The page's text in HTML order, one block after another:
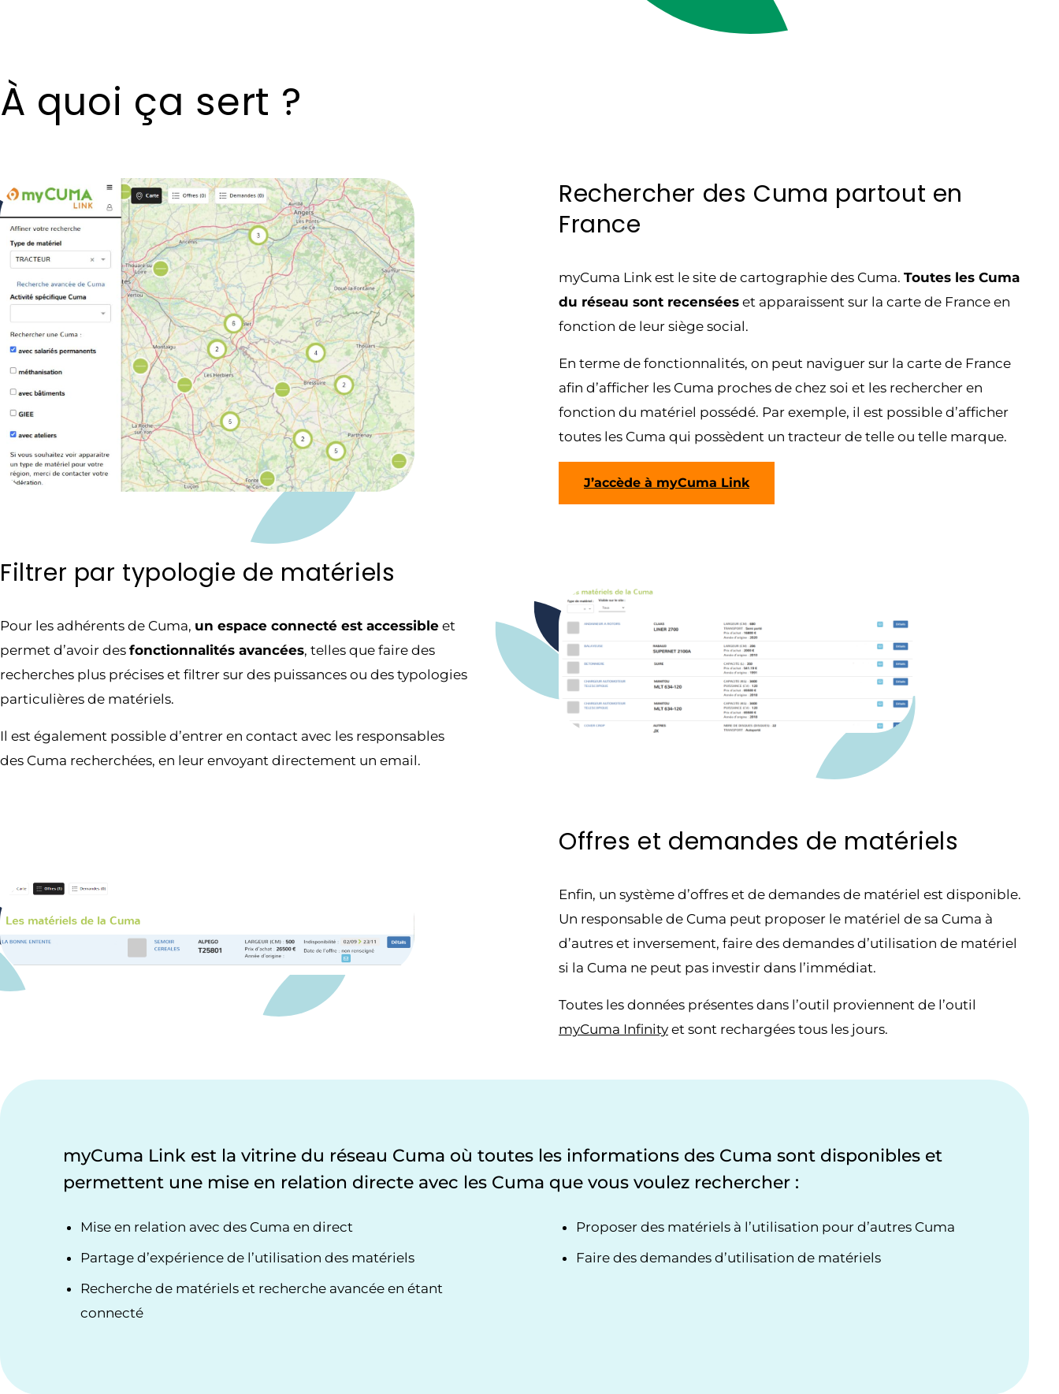
À quoi ça sert ?
Rechercher des Cuma partout en
France
myCuma Link est le site de cartographie des Cuma. Toutes les Cuma
du réseau sont recensées et apparaissent sur la carte de France en
fonction de leur siège social.
En terme de fonctionnalités, on peut naviguer sur la carte de France
afin d’afficher les Cuma proches de chez soi et les rechercher en
fonction du matériel possédé. Par exemple, il est possible d’afficher
toutes les Cuma qui possèdent un tracteur de telle ou telle marque.
J’accède à myCuma Link
Filtrer par typologie de matériels
Pour les adhérents de Cuma, un espace connecté est accessible et
permet d’avoir des fonctionnalités avancées, telles que faire des
recherches plus précises et filtrer sur des puissances ou des typologies
particulières de matériels.
Il est également possible d’entrer en contact avec les responsables
des Cuma recherchées, en leur envoyant directement un email.
Offres et demandes de matériels
Enfin, un système d’offres et de demandes de matériel est disponible.
Un responsable de Cuma peut proposer le matériel de sa Cuma à
d’autres et inversement, faire des demandes d’utilisation de matériel
si la Cuma ne peut pas investir dans l’immédiat.
Toutes les données présentes dans l’outil proviennent de l’outil
myCuma Infinity et sont rechargées tous les jours.
myCuma Link est la vitrine du réseau Cuma où toutes les informations des Cuma sont disponibles et
permettent une mise en relation directe avec les Cuma que vous voulez rechercher :
Mise en relation avec des Cuma en direct
Partage d’expérience de l’utilisation des matériels
Recherche de matériels et recherche avancée en étant
connecté
Proposer des matériels à l’utilisation pour d’autres Cuma
Faire des demandes d’utilisation de matériels